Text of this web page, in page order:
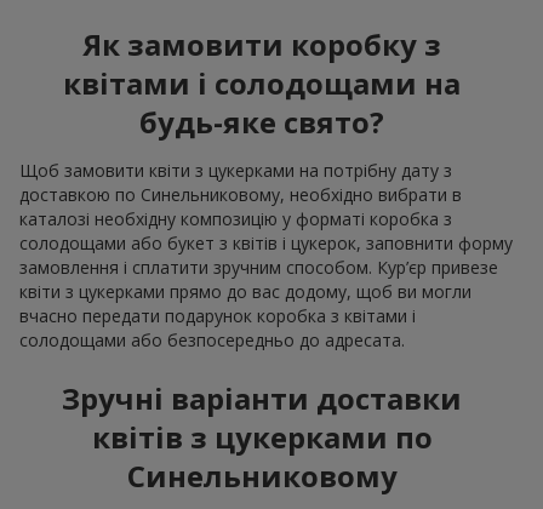
Як замовити коробку з
квітами і солодощами на
будь-яке свято?
Щоб замовити квіти з цукерками на потрібну дату з
доставкою по Синельниковому, необхідно вибрати в
каталозі необхідну композицію у форматі коробка з
солодощами або букет з квітів і цукерок, заповнити форму
замовлення і сплатити зручним способом. Кур’єр привезе
квіти з цукерками прямо до вас додому, щоб ви могли
вчасно передати подарунок коробка з квітами і
солодощами або безпосередньо до адресата.
Зручні варіанти доставки
квітів з цукерками по
Синельниковому